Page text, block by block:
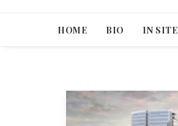
HOME BIO IN SITE